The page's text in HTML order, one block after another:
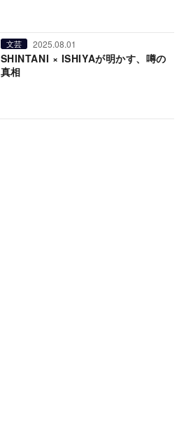
文芸 2025.08.01
SHINTANI × ISHIYAが明かす、噂の
真相